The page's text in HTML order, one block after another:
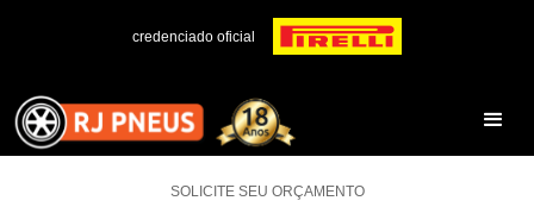
credenciado oficial
SOLICITE SEU ORÇAMENTO